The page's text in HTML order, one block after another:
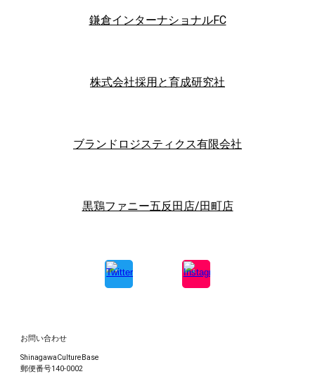
鎌倉インターナショナルFC
株式会社採用と育成研究社
ブランドロジスティクス有限会社
黒鶏ファニー五反田店/田町店
お問い合わせ
ShinagawaCultureBase
郵便番号140-0002